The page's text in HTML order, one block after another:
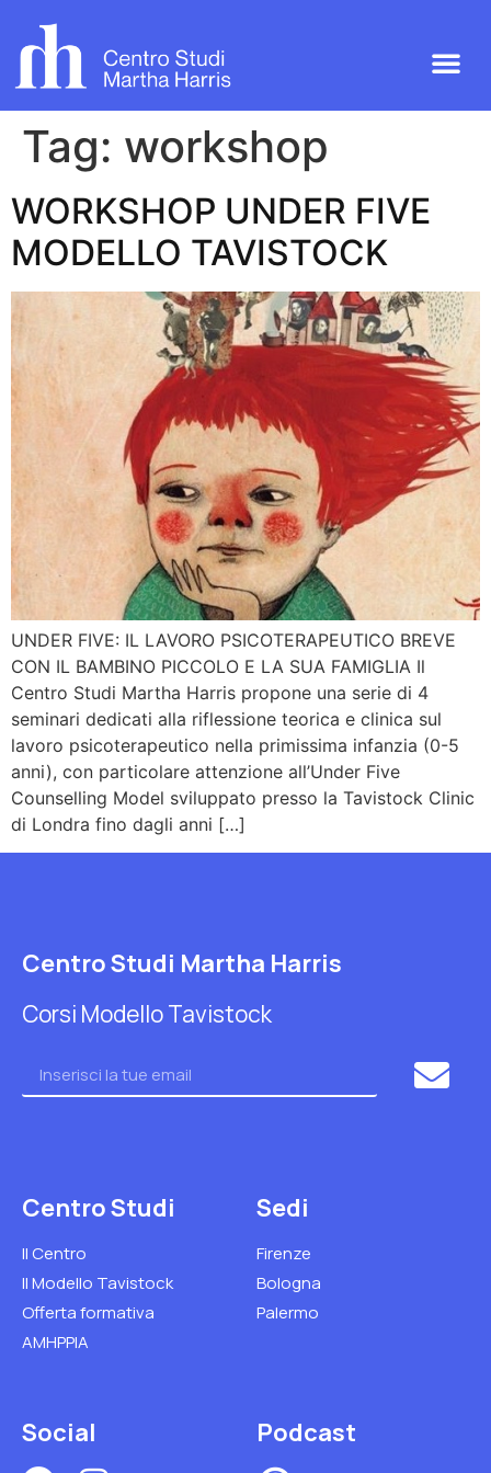
Tag: workshop
WORKSHOP UNDER FIVE
MODELLO TAVISTOCK
UNDER FIVE: IL LAVORO PSICOTERAPEUTICO BREVE
CON IL BAMBINO PICCOLO E LA SUA FAMIGLIA Il
Centro Studi Martha Harris propone una serie di 4
seminari dedicati alla riflessione teorica e clinica sul
lavoro psicoterapeutico nella primissima infanzia (0-5
anni), con particolare attenzione all’Under Five
Counselling Model sviluppato presso la Tavistock Clinic
di Londra fino dagli anni […]
Centro Studi Martha Harris
Corsi Modello Tavistock
Centro Studi
Il Centro
Il Modello Tavistock
Offerta formativa
AMHPPIA
Sedi
Firenze
Bologna
Palermo
Social Podcast